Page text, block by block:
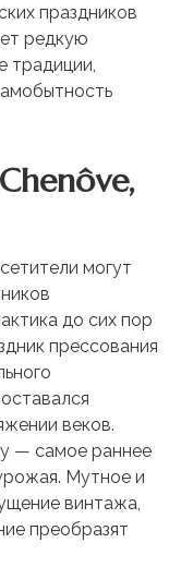
праздников
редкую
традиции,
могут
до сих пор
прессования
веков.
— самое раннее
Мутное и
винтажа,
преобразят